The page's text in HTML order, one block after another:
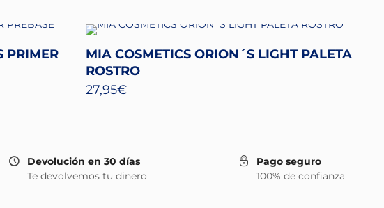
PRIMER
MIA COSMETICS ORION´S LIGHT PALETA
ROSTRO
27,95€
Devolución en 30 días
Te devolvemos tu dinero
Pago seguro
100% de confianza